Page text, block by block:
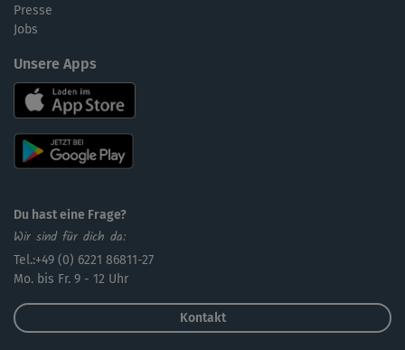
Presse
Jobs
Unsere Apps
Du hast eine Frage?
Wir sind für dich da:
Tel.:+49 (0) 6221 86811-27
Mo. bis Fr. 9 - 12 Uhr
Kontakt